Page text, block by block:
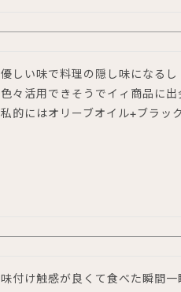
優しい味で料理の隠し味になるし
色々活用できそうでイィ商品に出
私的にはオリーブオイル+ブラッ
味付け触感が良くて食べた瞬間一